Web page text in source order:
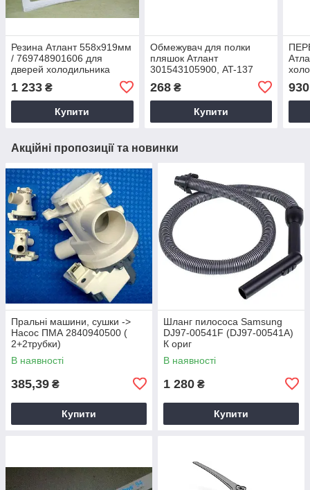
Резина Атлант 558x919мм
/ 769748901606 для
дверей холодильника
1 233 ₴
Купити
Обмежувач для полки
пляшок Атлант
301543105900, AT-137
268₴
Купити
930
Акційні пропозиції та новинки
Пральні машини, сушки ->
Насос ПМА 2840940500 (
2+2трубки)
В наявності
385,39 ₴
Купити
Шланг пилососа Samsung
DJ97-00541F (DJ97-00541A)
К ориг
В наявності
1 280 ₴
Купити